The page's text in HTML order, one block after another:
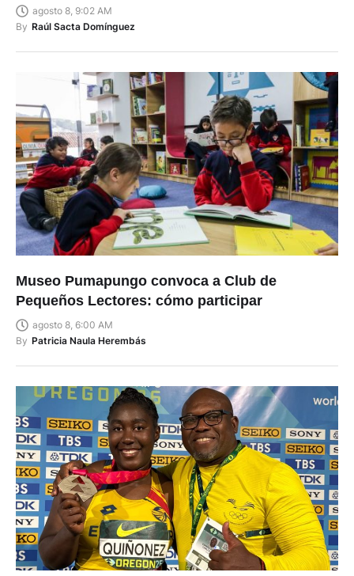
agosto 8, 9:02 AM
By Raúl Sacta Domínguez
Museo Pumapungo convoca a Club de
Pequeños Lectores: cómo participar
agosto 8, 6:00 AM
By Patricia Naula Herembás